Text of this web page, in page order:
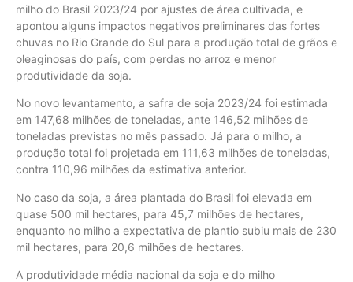
milho do Brasil 2023/24 por ajustes de área cultivada, e
apontou alguns impactos negativos preliminares das fortes
chuvas no Rio Grande do Sul para a produção total de grãos e
oleaginosas do país, com perdas no arroz e menor
produtividade da soja.
No novo levantamento, a safra de soja 2023/24 foi estimada
em 147,68 milhões de toneladas, ante 146,52 milhões de
toneladas previstas no mês passado. Já para o milho, a
produção total foi projetada em 111,63 milhões de toneladas,
contra 110,96 milhões da estimativa anterior.
No caso da soja, a área plantada do Brasil foi elevada em
quase 500 mil hectares, para 45,7 milhões de hectares,
enquanto no milho a expectativa de plantio subiu mais de 230
mil hectares, para 20,6 milhões de hectares.
A produtividade média nacional da soja e do milho